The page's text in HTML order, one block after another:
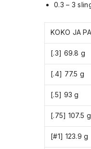
0.3 – 3
KOKO JA
[.3] 69.8 g
[.4] 77.5 g
[.5] 93 g
[.75] 107.5 g
[#1] 123.9 g